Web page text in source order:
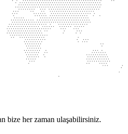
bize her zaman ulaşabilirsiniz.